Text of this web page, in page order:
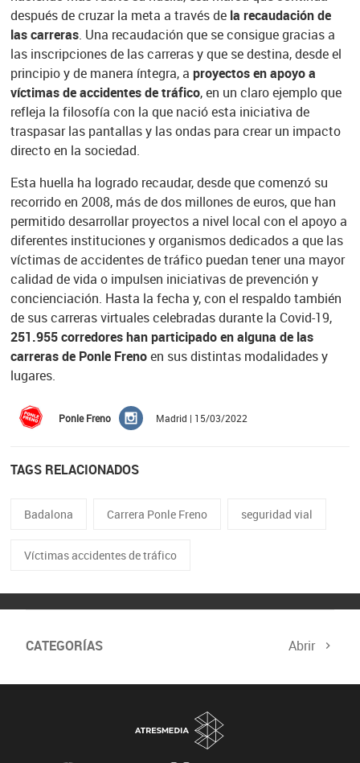
después de cruzar la meta a través de la recaudación de
las carreras. Una recaudación que se consigue gracias a
las inscripciones de las carreras y que se destina, desde el
principio y de manera íntegra, a proyectos en apoyo a
víctimas de accidentes de tráfico, en un claro ejemplo que
refleja la filosofía con la que nació esta iniciativa de
traspasar las pantallas y las ondas para crear un impacto
directo en la sociedad.
Esta huella ha logrado recaudar, desde que comenzó su
recorrido en 2008, más de dos millones de euros, que han
permitido desarrollar proyectos a nivel local con el apoyo a
diferentes instituciones y organismos dedicados a que las
víctimas de accidentes de tráfico puedan tener una mayor
calidad de vida o impulsen iniciativas de prevención y
concienciación. Hasta la fecha y, con el respaldo también
de sus carreras virtuales celebradas durante la Covid-19,
251.955 corredores han participado en alguna de las
carreras de Ponle Frenoen sus distintas modalidades y
lugares.
Ponle Freno Madrid | 15/03/2022
TAGS RELACIONADOS
Badalona Carrera Ponle Freno seguridad vial
Víctimas accidentes de tráfico
CATEGORÍAS Abrir